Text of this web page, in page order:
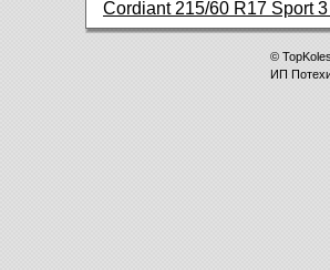
Cordiant 215/60 R17 Sport
©
ИП